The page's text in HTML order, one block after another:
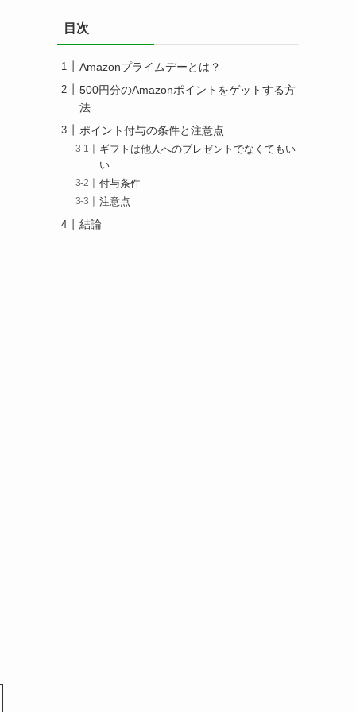
目次
Amazonプライムデーとは？
500円分のAmazonポイントをゲットする方
法
ポイント付与の条件と注意点
ギフトは他人へのプレゼントでなくてもい
い
付与条件
注意点
結論